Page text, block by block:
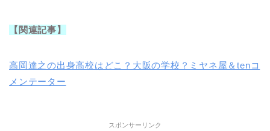
【関連記事】
高岡達之の出身高校はどこ？大阪の学校？ミヤネ屋＆tenコ
メンテーター
スポンサーリンク